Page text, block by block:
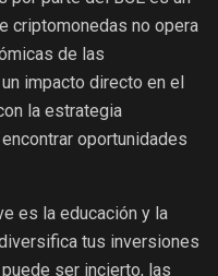
criptomonedas no opera
de las
impacto directo en el
la estrategia
oportunidades
es la educación y la
tus inversiones
ser incierto, las